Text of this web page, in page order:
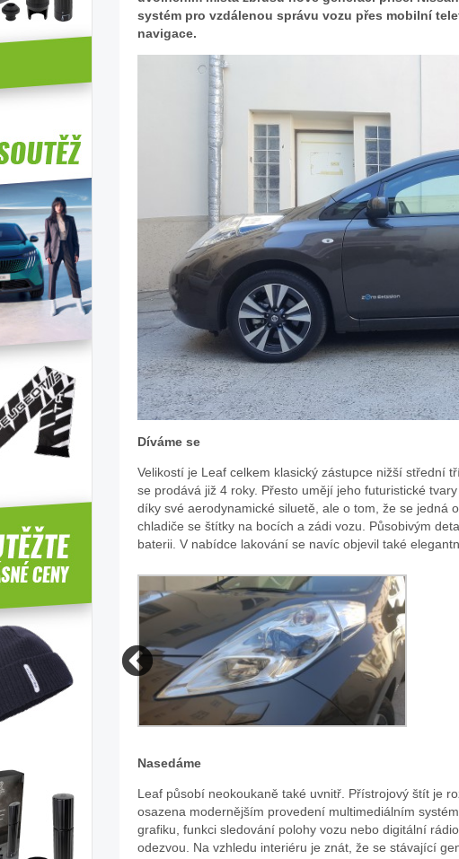
systém pro vzdálenou správu vozu přes mobilní
navigace.
Díváme se
Velikostí je Leaf celkem klasický zástupce nižší střední
se prodává již 4 roky. Přesto umějí jeho futuristické
díky své aerodynamické siluetě, ale o tom, že se jedná
chladiče se štítky na bocích a zádi vozu. Působivým
baterii. V nabídce lakování se navíc objevil také
fotobanka
automobilky
Nissan
Nasedáme
Leaf působí neokoukaně také uvnitř. Přístrojový štít je
osazena modernějším provedení multimediálním
grafiku, funkci sledování polohy vozu nebo digitální
odezvou. Na vzhledu interiéru je znát, že se stávající